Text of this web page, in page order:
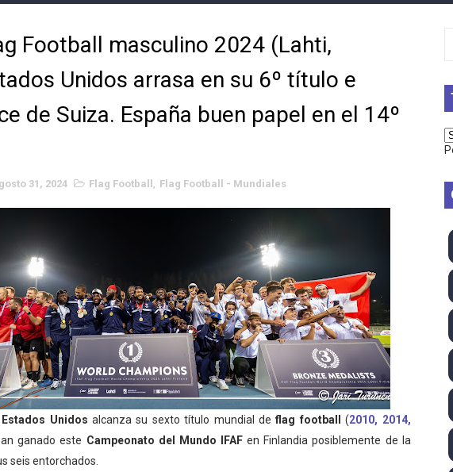
- Myles Borne y Tavion Heights ponen fin al reinado por parejas de The
2026 - Regular season
por fin para Chelsea Green, Chad Gable y Baron Corbin en SummerSlam
de Europa de MTB 2026 (Monteceneri, Suiza) - Charlie Aldridge y Sina
de Europa de remo 2026 (Varese, Italia) - Rumanía, Alemania y Gran
lacrosse femenino 2026 (Tokio, Japón) - Estados Unidos invencibles, ya
en el último Impact! con Jason Hotch como nuevo TNA
esgrima 2026 (Hong Kong) - La delegación italiana arrasa con 4 oros y 4
es la nueva monarca Intercontinental, su primer título individual en
Football masculino 2024 (Lahti,
Unidos arrasa en su 6º título e
de Suiza. España buen papel en el 14º
31, 2024 Flag Football , Flag Football - Mundiales
Estados Unidos alcanza su sexto título mundial de flag football (2010, 2014,
ganado este Campeonato del Mundo IFAF en Finlandia posiblemente de la
seis entorchados.